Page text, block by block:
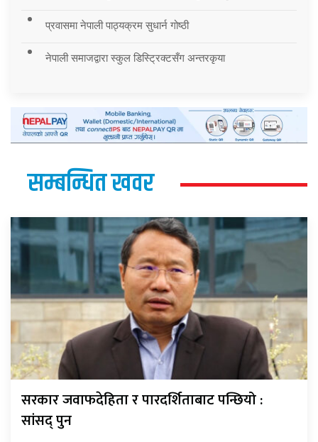
प्रवासमा नेपाली पाठ्यक्रम सुधार्न गोष्ठी
नेपाली समाजद्वारा स्कुल डिस्ट्रिक्टसँग अन्तरकृया
सम्बन्धित खवर
सरकार जवाफदेहिता र पारदर्शिताबाट पन्छियो :
सांसद् पुन